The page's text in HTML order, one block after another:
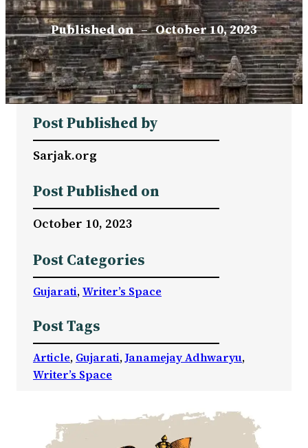
Published on – October 10, 2023
Post Published by
Sarjak.org
Post Published on
October 10, 2023
Post Categories
Gujarati, Writer’s Space
Post Tags
Article, Gujarati, Janamejay Adhwaryu
Writer’s Space